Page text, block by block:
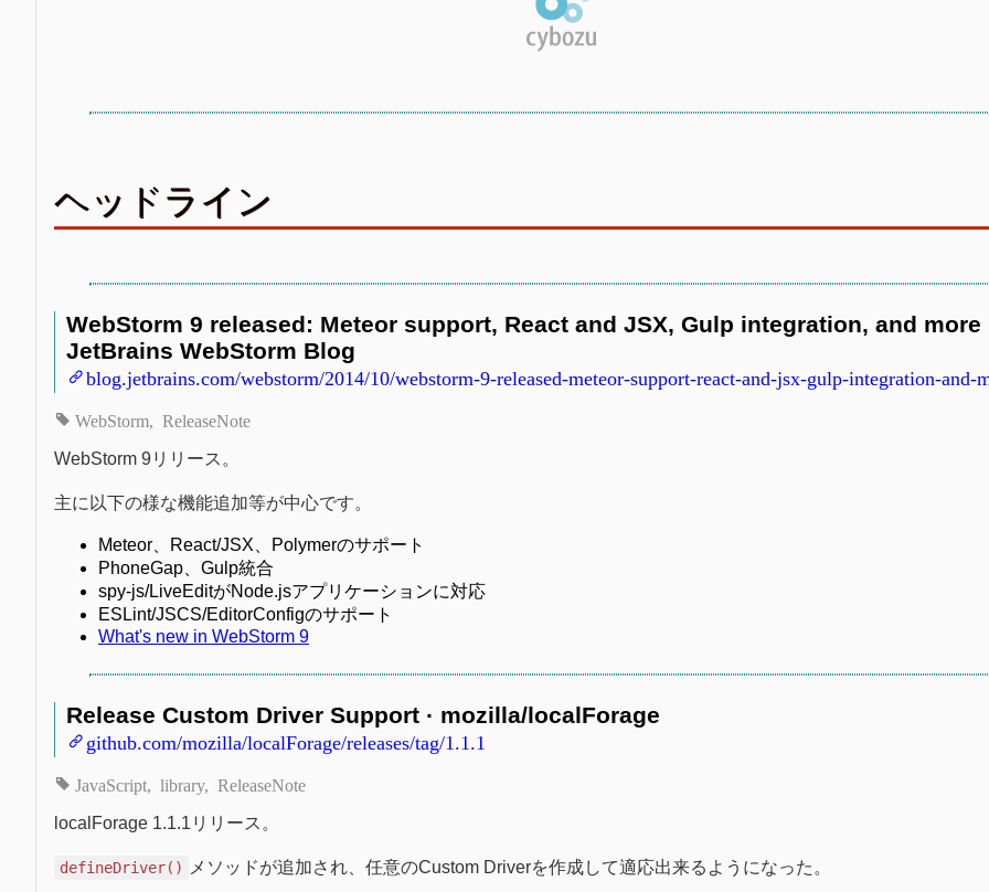
ヘッドライン
WebStorm 9 released: Meteor support, React and JSX, Gulp integration, and more
JetBrains WebStorm Blog
blog.jetbrains.com/webstorm/2014/10/webstorm-9-released-meteor-support-react-and-jsx-gulp-integration-and-
WebStorm ReleaseNote
WebStorm 9リリース。
主に以下の様な機能追加等が中心です。
Meteor、React/JSX、Polymerのサポート
PhoneGap、Gulp統合
spy-js/LiveEditがNode.jsアプリケーションに対応
ESLint/JSCS/EditorConfigのサポート
What's new in WebStorm 9
Release Custom Driver Support · mozilla/localForage
github.com/mozilla/localForage/releases/tag/1.1.1
JavaScript library ReleaseNote
localForage 1.1.1リリース。
defineDriver() メソッドが追加され、任意のCustom Driverを作成して適応出来るようになった。